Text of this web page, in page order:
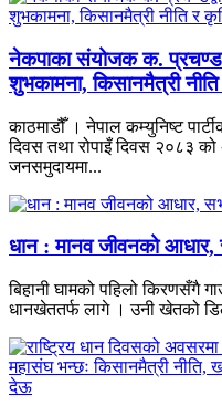
नेकपाका संयोजक क.
शुभकामना, किसानमैत्री
काठमाडौँ । नेपाल कम्युनिष्ट
दिवस तथा रोपाइँ दिवस २०८३
जनसमुदायमा...
धान : मानव जीवनको
बिहानी घामको पहिलो किरणसँगै
धानखेततर्फ लागे । उनी खेतको